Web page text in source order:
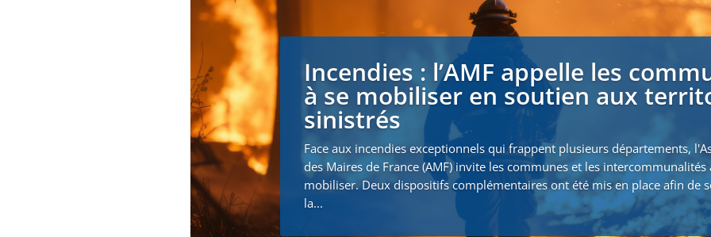
Incendies : l’AMF appelle les
à se mobiliser en soutien aux
sinistrés
Face aux incendies exceptionnels qui frappent plusieurs départements,
des Maires de France (AMF) invite les communes et les intercommunalités
mobiliser. Deux dispositifs complémentaires ont été mis en place afin de
la...